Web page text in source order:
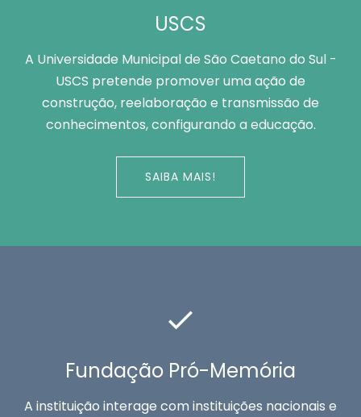
USCS
A Universidade Municipal de São Caetano do Sul -
USCS pretende promover uma ação de
construção, reelaboração e transmissão de
conhecimentos, configurando a educação.
SAIBA MAIS!
Fundação Pró-Memória
A instituição interage com instituições nacionais e